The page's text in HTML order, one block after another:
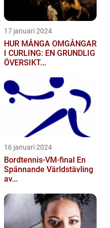
17 januari 2024
HUR MÅNGA OMGÅNGAR
I CURLING: EN GRUNDLIG
ÖVERSIKT...
16 januari 2024
Bordtennis-VM-final En
Spännande Världstävling
av...